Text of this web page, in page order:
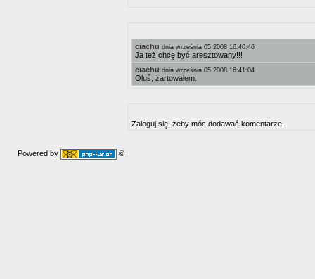
ciachu dnia września 05 2008 16:40:46
Ja też chcę być aresztowany!!!
ciachu dnia września 05 2008 16:41:04
Oluś, żartowałem.
Zaloguj się, żeby móc dodawać komentarze.
Powered by ©